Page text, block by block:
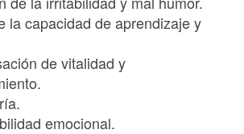
la capacidad de aprendizaje y
de vitalidad y
emocional.